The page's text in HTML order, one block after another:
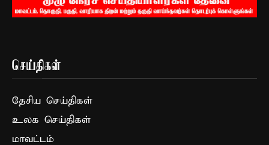
செய்திகள்
தேசிய செய்திகள்
உலக செய்திகள்
மாவட்டம்